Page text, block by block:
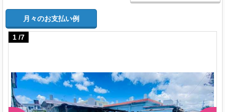
月々のお支払い例
1 /7